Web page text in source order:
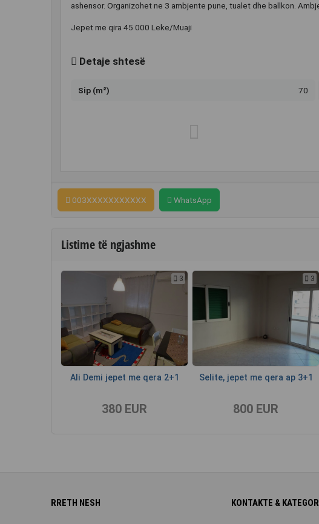
ashensor. Organizohet ne 3 ambjente pune, tualet dhe ballkon.
Jepet me qira 45 000 Leke/Muaji
Detaje shtesë
Sip (m²) 70
003XXXXXXXXXXX WhatsApp
Listime të ngjashme
3
Ali Demi jepet me qera 2+1
380 EUR
3
Selite, jepet me qera ap 3+1
800 EUR
RRETH NESH KONTAKTE &